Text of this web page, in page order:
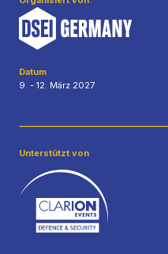
Datum
9. - 12. März 2027
Unterstützt von